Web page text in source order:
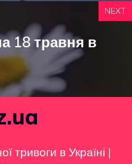
NEXT
18 травня в
тривоги в Україні |